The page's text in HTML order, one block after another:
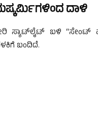
ದಾಳಿ
ಸ್ಯಾಟ್‌ಲೈಟ್ ಬಳಿ
ಬಂದಿದೆ.